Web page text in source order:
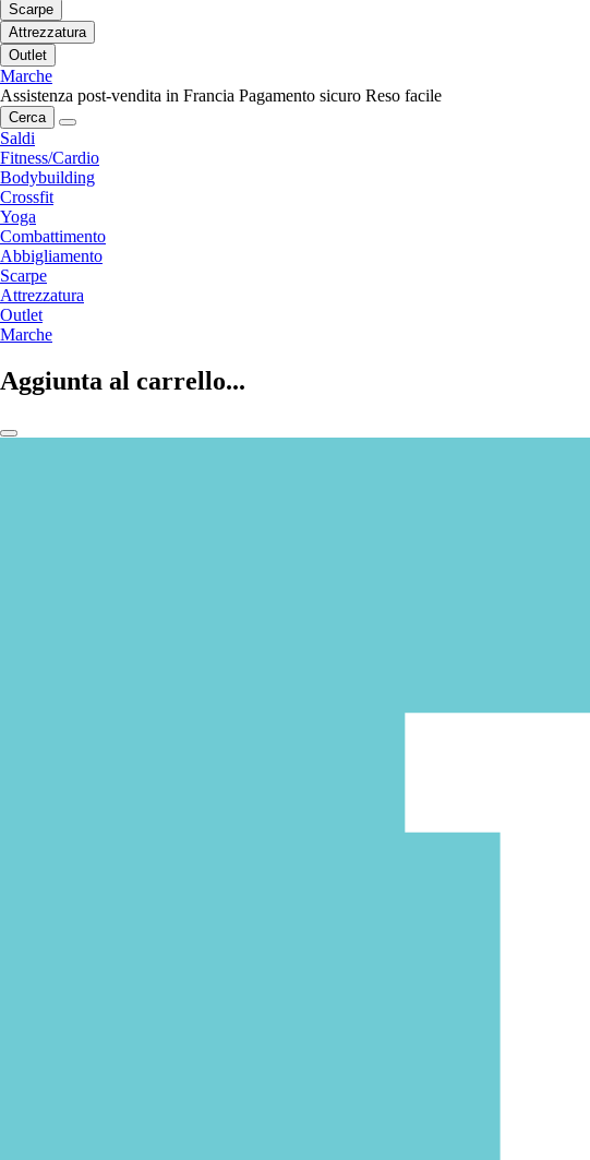
Scarpe
Attrezzatura
Outlet
Marche
Assistenza post-vendita in Francia Pagamento sicuro Reso facile
Cerca
Saldi
Fitness/Cardio
Bodybuilding
Crossfit
Yoga
Combattimento
Abbigliamento
Scarpe
Attrezzatura
Outlet
Marche
Aggiunta al carrello...